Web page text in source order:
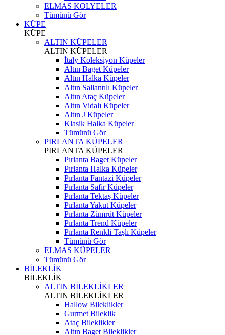
ELMAS KOLYELER
Tümünü Gör
KÜPE
KÜPE
ALTIN KÜPELER
ALTIN KÜPELER
İtaly Koleksiyon Küpeler
Altın Baget Küpeler
Altın Halka Küpeler
Altın Sallantılı Küpeler
Altın Ataç Küpeler
Altın Vidalı Küpeler
Altın J Küpeler
Klasik Halka Küpeler
Tümünü Gör
PIRLANTA KÜPELER
PIRLANTA KÜPELER
Pırlanta Baget Küpeler
Pırlanta Halka Küpeler
Pırlanta Fantazi Küpeler
Pırlanta Safir Küpeler
Pırlanta Tektaş Küpeler
Pırlanta Yakut Küpeler
Pırlanta Zümrüt Küpeler
Pırlanta Trend Küpeler
Pırlanta Renkli Taşlı Küpeler
Tümünü Gör
ELMAS KÜPELER
Tümünü Gör
BİLEKLİK
BİLEKLİK
ALTIN BİLEKLİKLER
ALTIN BİLEKLİKLER
Hallow Bileklikler
Gurmet Bileklik
Ataç Bileklikler
Altın Baget Bileklikler